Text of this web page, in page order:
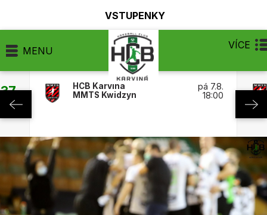
VSTUPENKY
MENU VÍCE
HCB Karviná
MMTS Kwidzyn
pá 7.8.
18:00